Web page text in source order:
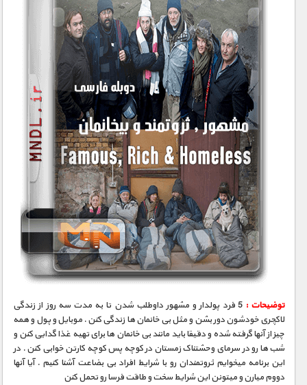
سرگرمی
شناخت کودکان
طبیعت
علم و فناوری
فرهنگ / هنر
کیهان / نجوم
گردشگری
ماورایی
مسابقات / ورزشی
مستند های اختصاصی
توضیحات : 5 فرد پولدار و مشهور داوطلب شدن تا به مدت سه روز از زندگی
لاکچری خودشون دور بشن و مثل بی خانمان ها زندگی کنن . موبایل و پول و همه
چیز از آنها گرفته شده و دقیقا باید مانند بی خانمان ها برای تهیه غذا گدایی کنن و
شب ها رو در سرمای وحشتناک زمستان در کوچه پس کوچه کارتن خوابی کنن . در
این برنامه میخوایم ثروتمندان رو با شرایط افراد بی بضاعت آشنا کنیم . آیا آنها
دووم میارن و میتونن این شرایط سخت و طاقت فرسا رو تحمل کنن